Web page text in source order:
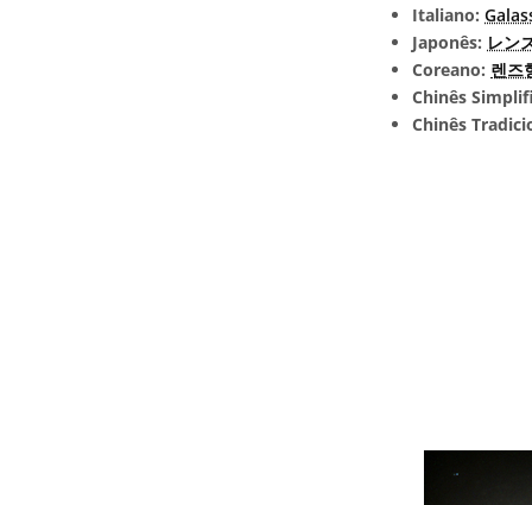
Italiano:
Japonês: レン
Coreano: 렌즈
Chinês
Chinês